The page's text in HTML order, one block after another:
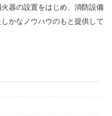
器の設置をはじめ、消防設備
かなノウハウのもと提供して